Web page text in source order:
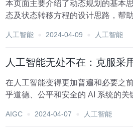
本页面主要介绍了动态规划的基本
态及状态转移方程的设计思路，帮
题中动态规划模型的建立方法，以
人工智能 2024-04-09 人工智能
人工智能无处不在：克服采
在人工智能变得更加普遍和必要之
乎道德、公平和安全的 AI 系统的关
Pradhan。 在技术采用生命周期中，
AIGC 2024-04-07 人工智能